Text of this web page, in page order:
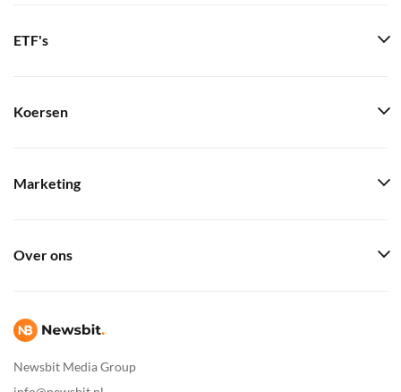
Newsbit Media Group
ETF's
Koersen
Marketing
Over ons